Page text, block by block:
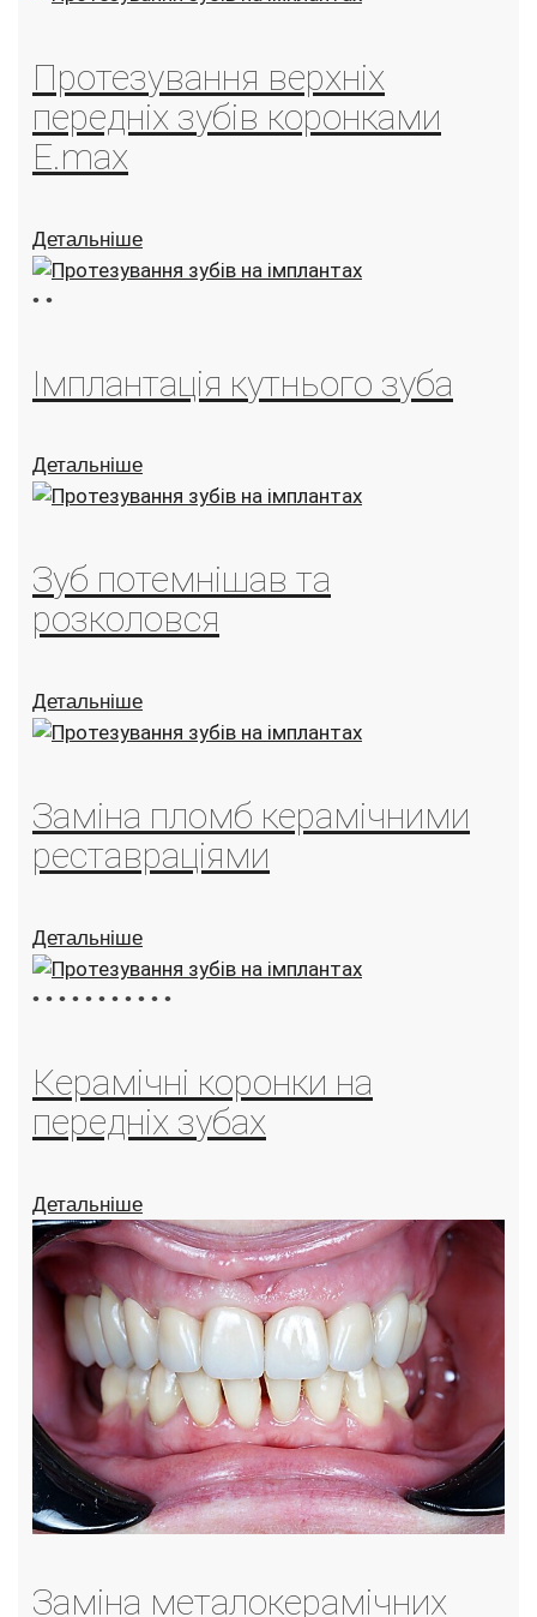
Протезування верхніх
передніх зубів коронками
E.max
Детальніше
• •
Імплантація кутнього зуба
Детальніше
Зуб потемнішав та
розколовся
Детальніше
Заміна пломб керамічними
реставраціями
Детальніше
• • • • • • • • • • •
Керамічні коронки на
передніх зубах
Детальніше
Заміна металокерамічних